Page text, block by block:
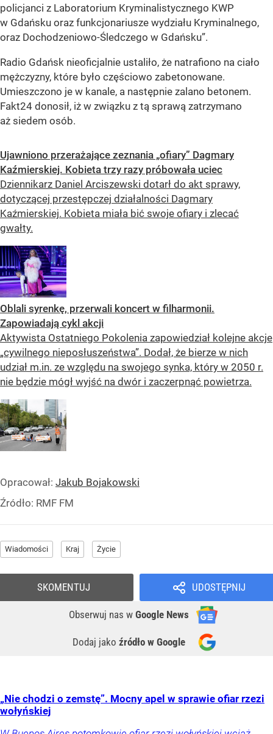
policjanci z Laboratorium Kryminalistycznego KWP
w Gdańsku oraz funkcjonariusze wydziału Kryminalnego,
oraz Dochodzeniowo-Śledczego w Gdańsku”.
Radio Gdańsk nieoficjalnie ustaliło, że natrafiono na ciało
mężczyzny, które było częściowo zabetonowane.
Umieszczono je w kanale, a następnie zalano betonem.
Fakt24 donosił, iż w związku z tą sprawą zatrzymano
aż siedem osób.
Ujawniono przerażające zeznania „ofiary” Dagmary
Kaźmierskiej. Kobieta trzy razy próbowała uciec
Dziennikarz Daniel Arciszewski dotarł do akt sprawy,
dotyczącej przestępczej działalności Dagmary
Kaźmierskiej. Kobieta miała bić swoje ofiary i zlecać
gwałty.
Oblali syrenkę, przerwali koncert w filharmonii.
Zapowiadają cykl akcji
Aktywista Ostatniego Pokolenia zapowiedział kolejne akcje
„cywilnego nieposłuszeństwa”. Dodał, że bierze w nich
udział m.in. ze względu na swojego synka, który w 2050 r.
nie będzie mógł wyjść na dwór i zaczerpnąć powietrza.
Opracował: Jakub Bojakowski
Źródło: RMF FM
Wiadomości Kraj Życie
UDOSTĘPNIJ
Obserwuj nas w Google News
Dodaj jako źródło w Google
SKOMENTUJ
„Nie chodzi o zemstę”. Mocny apel w sprawie ofiar rzezi
wołyńskiej